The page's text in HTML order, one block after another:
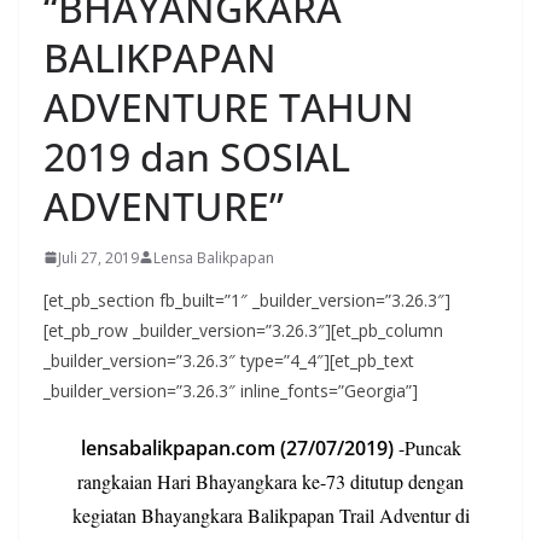
BALIKPAPAN
ADVENTURE TAHUN
2019 dan SOSIAL
ADVENTURE”
Juli 27, 2019 Lensa Balikpapan
[et_pb_section fb_built=”1″ _builder_version=”3.26.3″]
[et_pb_row _builder_version=”3.26.3″][et_pb_column
_builder_version=”3.26.3″ type=”4_4″][et_pb_text
_builder_version=”3.26.3″ inline_fonts=”Georgia”]
lensabalikpapan.com (27/07/2019) -Puncak
rangkaian Hari Bhayangkara ke-73 ditutup dengan
kegiatan Bhayangkara Balikpapan Trail Adventur di